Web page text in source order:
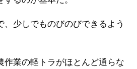
、少しでものびのびできるよう
作業の軽トラがほとんど通らな